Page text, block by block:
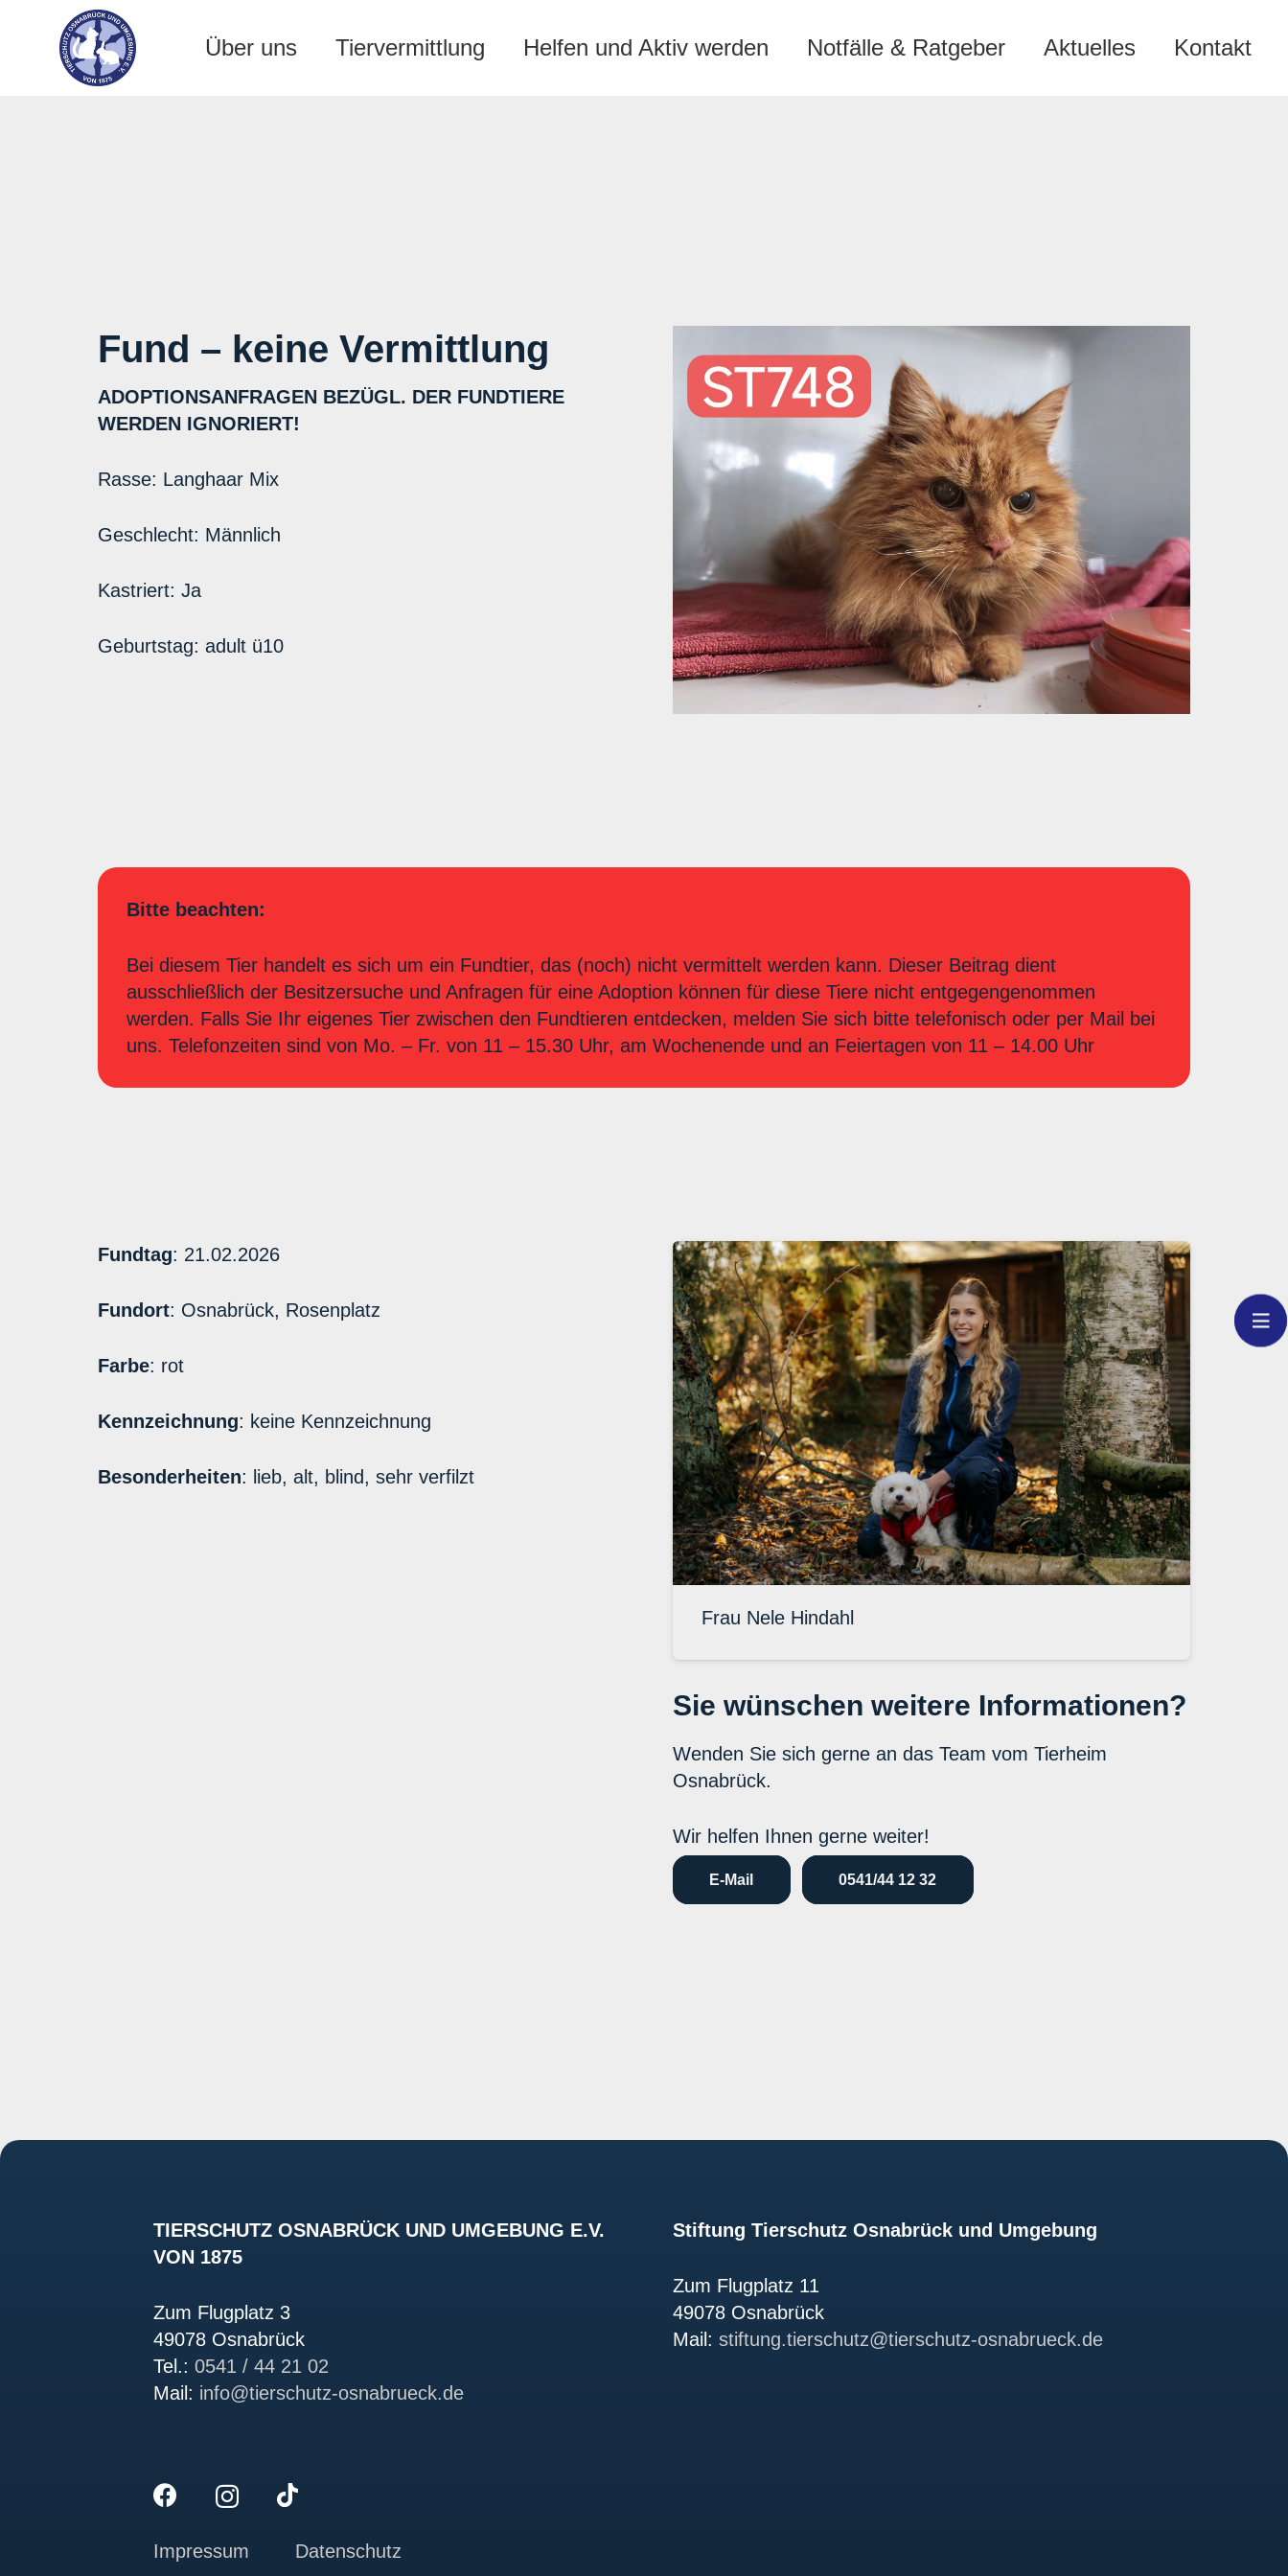
Über uns Tiervermittlung Helfen und Aktiv werden Notfälle & Ratgeber Aktuelles Kontakt
Fund – keine Vermittlung
ADOPTIONSANFRAGEN BEZÜGL. DER FUNDTIERE
WERDEN IGNORIERT!
Rasse: Langhaar Mix
Geschlecht: Männlich
Kastriert: Ja
Geburtstag: adult ü10
Bitte beachten:
Bei diesem Tier handelt es sich um ein Fundtier, das (noch) nicht vermittelt werden kann. Dieser Beitrag dient
ausschließlich der Besitzersuche und Anfragen für eine Adoption können für diese Tiere nicht entgegengenommen
werden. Falls Sie Ihr eigenes Tier zwischen den Fundtieren entdecken, melden Sie sich bitte telefonisch oder per Mail bei
uns. Telefonzeiten sind von Mo. – Fr. von 11 – 15.30 Uhr, am Wochenende und an Feiertagen von 11 – 14.00 Uhr
Fundtag: 21.02.2026
Fundort: Osnabrück, Rosenplatz
Farbe: rot
Kennzeichnung: keine Kennzeichnung
Besonderheiten: lieb, alt, blind, sehr verfilzt
Frau Nele Hindahl
Sie wünschen weitere Informationen?
Wenden Sie sich gerne an das Team vom Tierheim
Osnabrück.
Wir helfen Ihnen gerne weiter!
E-Mail 0541/44 12 32
TIERSCHUTZ OSNABRÜCK UND UMGEBUNG E.V.
VON 1875
Zum Flugplatz 3
49078 Osnabrück
Tel.: 0541 / 44 21 02
Mail: info@tierschutz-osnabrueck.de
Stiftung Tierschutz Osnabrück und Umgebung
Zum Flugplatz 11
49078 Osnabrück
Mail: stiftung.tierschutz@tierschutz-osnabrueck.de
Impressum Datenschutz